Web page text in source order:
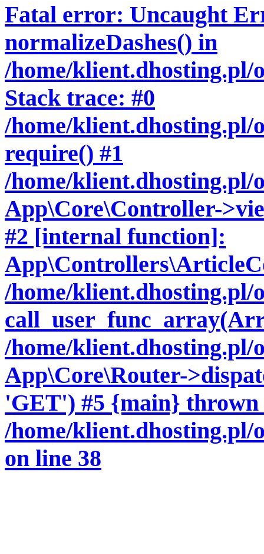
Fatal error: Uncaught
normalizeDashes() in
/home/
Stack trace: #0
/home/
require() #1
/home/
App\Core\Controller-
#2 [internal function]:
/home/
/home/
App\Core\Router-
'GET') #5 {main}
/home/
on line 38